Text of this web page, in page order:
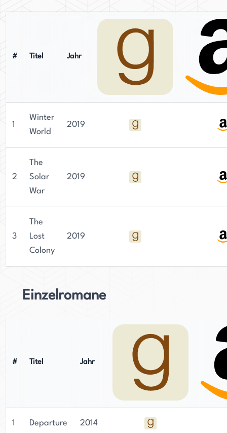
# Titel Jahr
1
Winter
World
2019
2
The
Solar
War
2019
3
The
Lost
Colony
2019
Einzelromane
# Titel Jahr
1 Departure 2014